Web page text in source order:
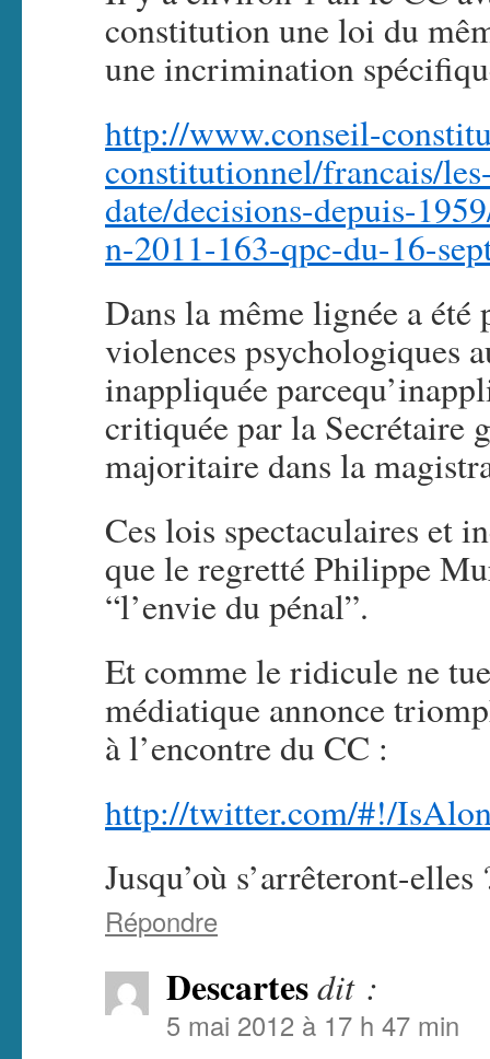
constitution une loi du
une incrimination
http://www.conseil-
constitutionnel/francais/
date/decisions-depuis-
n-2011-163-qpc-du-16-
Dans la même lignée a
violences psychologiques
inappliquée
critiquée par la Secrétaire
majoritaire dans la
Ces lois spectaculaires et
que le regretté Philippe
“l’envie du pénal”.
Et comme le ridicule ne
médiatique annonce
à l’encontre du CC :
http://twitter.com/#!/
Jusqu’où s’arrêteront-elles
Répondre
Descartesdit :
5 mai 2012 à 17 h 47 min